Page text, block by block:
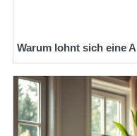
Warum lohnt sich eine